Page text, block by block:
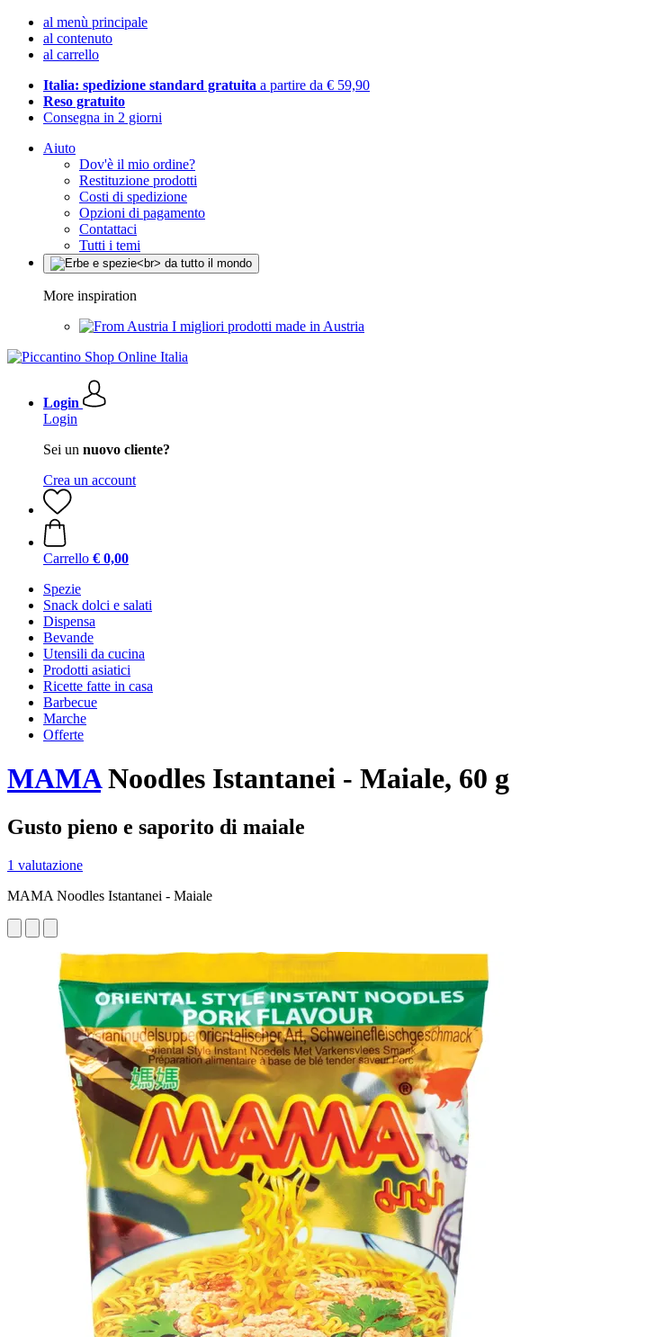
al menù principale
al contenuto
al carrello
Italia: spedizione standard gratuita a partire da € 59,90
Reso gratuito
Consegna in 2 giorni
Aiuto
Dov'è il mio ordine?
Restituzione prodotti
Costi di spedizione
Opzioni di pagamento
Contattaci
Tutti i temi
More inspiration
I migliori prodotti made in Austria
Login
Login
Sei un nuovo cliente?
Crea un account
Carrello € 0,00
Spezie
Snack dolci e salati
Dispensa
Bevande
Utensili da cucina
Prodotti asiatici
Ricette fatte in casa
Barbecue
Marche
Offerte
MAMANoodles Istantanei - Maiale, 60 g
Gusto pieno e saporito di maiale
1 valutazione
MAMA Noodles Istantanei - Maiale